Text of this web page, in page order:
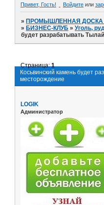
Привет, Гость! Войдите или
»ПРОМЫШЛЕННАЯ ДОСКА
»БИЗНЕС-КЛУБ »Уголь,
будет разрабатывать
Косьвинский камень будет
месторождение
Страница:1
LOGIK
Администратор